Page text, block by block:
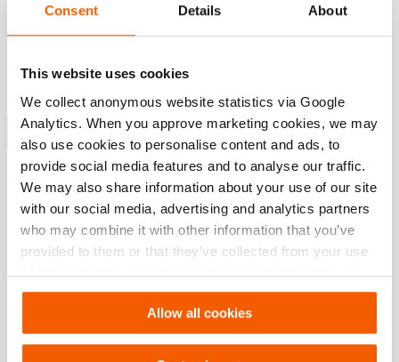
Consent Details About
This website uses cookies
We collect anonymous website statistics via Google
Analytics. When you approve marketing cookies, we may
also use cookies to personalise content and ads, to
provide social media features and to analyse our traffic.
We may also share information about your use of our site
with our social media, advertising and analytics partners
who may combine it with other information that you’ve
provided to them or that they’ve collected from your use
of their services. You can change your preferences via
Settings. See ourcookiestatement.
Allow all cookies
Características
Leve; fácil de transportar e manusear
Baixa força operacional; carga mínima do utilizador
Mostrar mais
Downloads
Safety Guide – Hydraulic hoses & couplers
445.7 KB
Download